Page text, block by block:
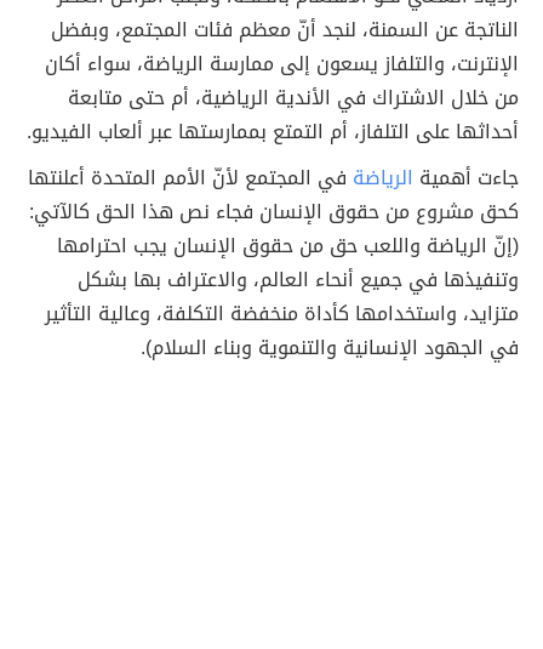
الناتجة عن السمنة، لنجد أنّ معظم فئات المجتمع، وبفضل
الإنترنت، والتلفاز يسعون إلى ممارسة الرياضة، سواء أكان
من خلال الاشتراك في الأندية الرياضية، أم حتى متابعة
أحداثها على التلفاز، أم التمتع بممارستها عبر ألعاب الفيديو.
جاءت أهمية الرياضة في المجتمع لأنّ الأمم المتحدة أعلنتها
كحق مشروع من حقوق الإنسان فجاء نص هذا الحق كالآتي:
(إنّ الرياضة واللعب حق من حقوق الإنسان يجب احترامها
وتنفيذها في جميع أنحاء العالم، والاعتراف بها بشكل
متزايد، واستخدامها كأداة منخفضة التكلفة، وعالية التأثير
في الجهود الإنسانية والتنموية وبناء السلام).